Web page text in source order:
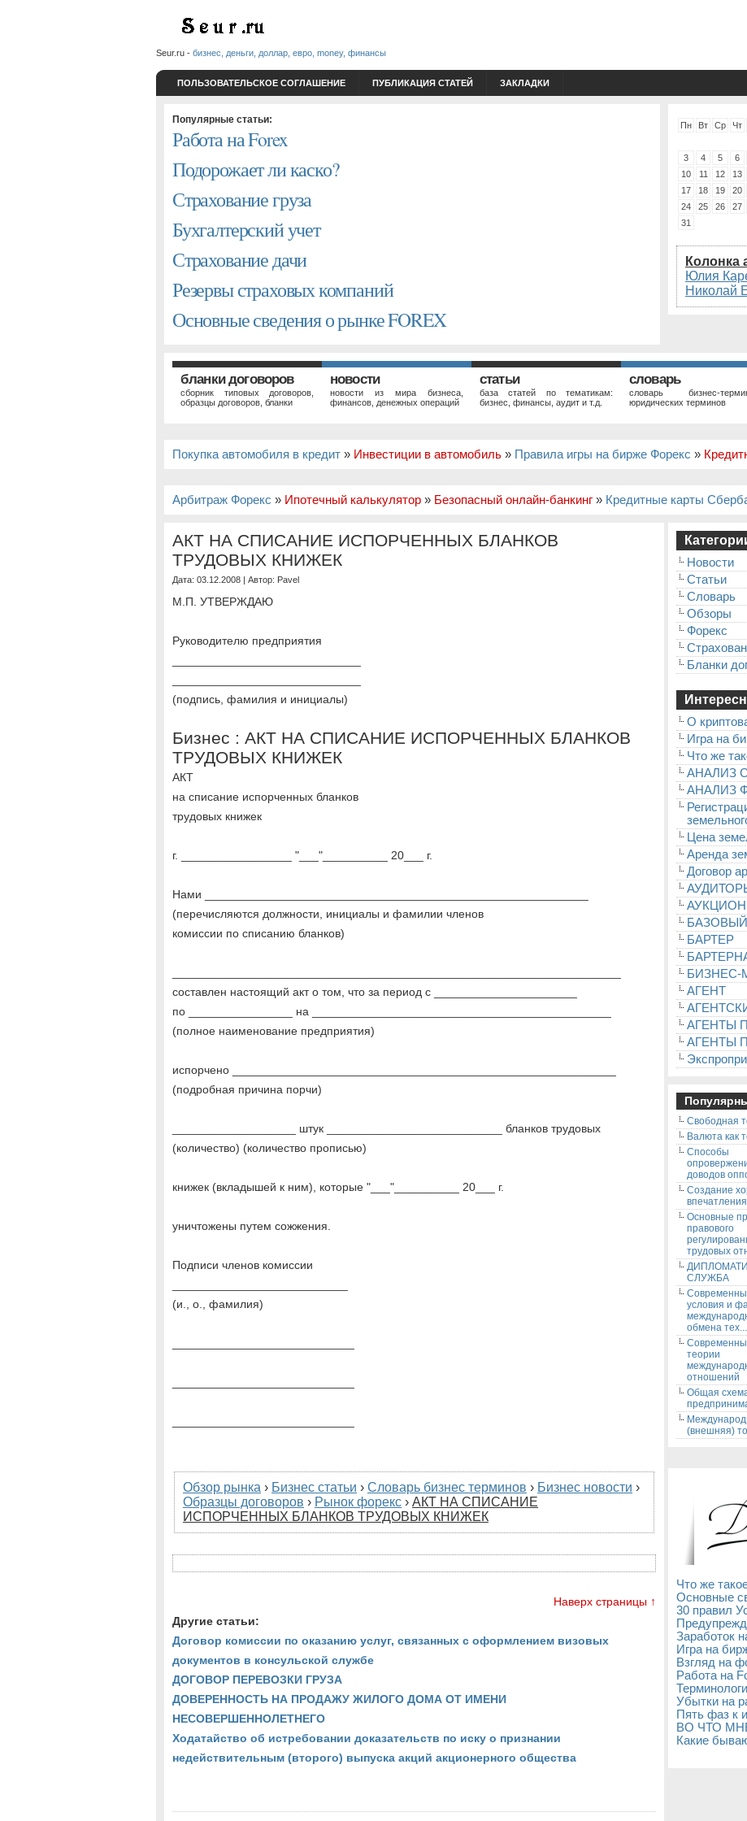
Seur.ru - бизнес, деньги, доллар, евро, money, финансы
ПОЛЬЗОВАТЕЛЬСКОЕ СОГЛАШЕНИЕ ПУБЛИКАЦИЯ СТАТЕЙ ЗАКЛАДКИ
Популярные статьи:
Работа на Forex
Подорожает ли каско?
Страхование груза
Бухгалтерский учет
Страхование дачи
Резервы страховых компаний
Основные сведения о рынке FOREX
Пн Вт Ср Чт
3
4 5 6
10
11 12 13
17
18 19 20
24
25 26 27
31
Колонка
Юлия
Николай
бланки договоров
сборник типовых договоров,
образцы договоров, бланки
новости
новости из мира бизнеса,
финансов, денежных операций
статьи
база статей по тематикам:
бизнес, финансы, аудит и т.д.
словарь
словарь бизнес-
юридических терминов
Покупка автомобиля в кредит » Инвестиции в автомобиль » Правила игры на бирже Форекс »
Арбитраж Форекс » Ипотечный калькулятор » Безопасный онлайн-банкинг » Кредитные карты
АКТ НА СПИСАНИЕ ИСПОРЧЕННЫХ БЛАНКОВ
ТРУДОВЫХ КНИЖЕК
Дата: 03.12.2008 | Автор: Pavel
М.П. УТВЕРЖДАЮ
Руководителю предприятия
(подпись, фамилия и инициалы)
Бизнес : АКТ НА СПИСАНИЕ ИСПОРЧЕННЫХ БЛАНКОВ
ТРУДОВЫХ КНИЖЕК
АКТ
на списание испорченных бланков
трудовых книжек
г. _________________ "___"__________ 20___ г.
Нами ___________________________________________________________
(перечисляются должности, инициалы и фамилии членов
комиссии по списанию бланков)
составлен настоящий акт о том, что за период с ______________________
по ________________ на ______________________________________________
(полное наименование предприятия)
испорчено ___________________________________________________________
(подробная причина порчи)
___________________ штук ___________________________ бланков трудовых
(количество) (количество прописью)
книжек (вкладышей к ним), которые "___"__________ 20___ г.
уничтожены путем сожжения.
Подписи членов комиссии
(и., о., фамилия)
Обзор рынка › Бизнес статьи › Словарь бизнес терминов › Бизнес новости ›
Образцы договоров › Рынок форекс › АКТ НА СПИСАНИЕ
ИСПОРЧЕННЫХ БЛАНКОВ ТРУДОВЫХ КНИЖЕК
Наверх страницы ↑
Другие статьи:
Договор комиссии по оказанию услуг, связанных с оформлением визовых
документов в консульской службе
ДОГОВОР ПЕРЕВОЗКИ ГРУЗА
ДОВЕРЕННОСТЬ НА ПРОДАЖУ ЖИЛОГО ДОМА ОТ ИМЕНИ
НЕСОВЕРШЕННОЛЕТНЕГО
Ходатайство об истребовании доказательств по иску о признании
недействительным (второго) выпуска акций акционерного общества
Новости
Статьи
Словарь
Обзоры
Форекс
Бланки
О
Игра на
Что же
АНАЛИЗ
АНАЛИЗ
Цена
Аренда
Договор
БАРТЕР
БИЗНЕС-
АГЕНТ
АГЕНТЫ
АГЕНТЫ
Свободная
Валюта как
Способы
доводов
Создание
Основные
правового
трудовых
СЛУЖБА
условия и
обмена тех...
теории
отношений
Общая
(внешняя)
Что же
Основные
30 правил
Заработок
Игра на
Взгляд на
Работа на
Убытки на
Пять фаз к
ВО ЧТО
Какие